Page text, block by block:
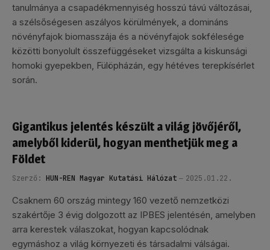
tanulmánya a csapadékmennyiség hosszú távú változásai,
a szélsőségesen aszályos körülmények, a domináns
növényfajok biomasszája és a növényfajok sokfélesége
közötti bonyolult összefüggéseket vizsgálta a kiskunsági
homoki gyepekben, Fülöpházán, egy hétéves terepkísérlet
során.
Gigantikus jelentés készült a világ jövőjéről,
amelyből kiderül, hogyan menthetjük meg a
Földet
Szerző: HUN-REN Magyar Kutatási Hálózat 2025.01.22.
Csaknem 60 ország mintegy 160 vezető nemzetközi
szakértője 3 évig dolgozott az IPBES jelentésén, amelyben
arra kerestek válaszokat, hogyan kapcsolódnak
egymáshoz a világ környezeti és társadalmi válságai.